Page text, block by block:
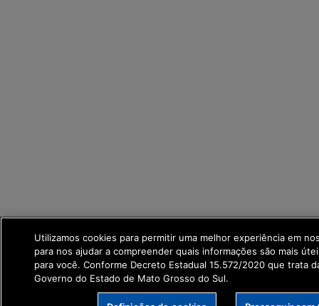
Utilizamos cookies para permitir uma melhor experiência em
para nos ajudar a compreender quais informações são mais
para você. Conforme Decreto Estadual 15.572/2020 que trata
Governo do Estado de Mato Grosso do Sul.